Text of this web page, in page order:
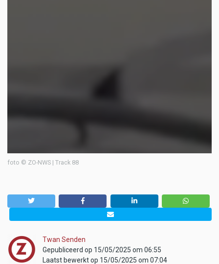
foto © ZO-NWS | Track 88
Twan Senden
Gepubliceerd op 15/05/2025 om 06:55
Laatst bewerkt op 15/05/2025 om 07:04